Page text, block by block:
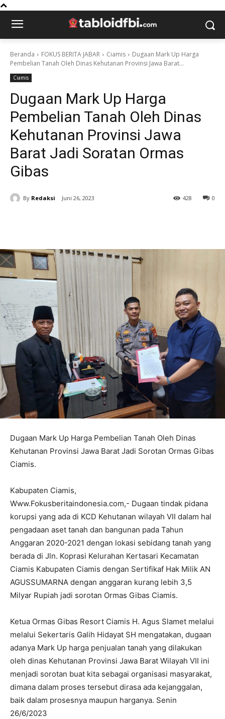
Beranda FOKUS BERITA JABAR Ciamis
Dugaan Mark Up Harga
Pembelian Tanah Oleh Dinas Kehutanan Provinsi Jawa Barat...
Ciamis
Dugaan Mark Up Harga
Pembelian Tanah Oleh Dinas
Kehutanan Provinsi Jawa
Barat Jadi Soratan Ormas
Gibas
By Redaksi Juni 26, 2023 0
428
Dugaan Mark Up Harga Pembelian Tanah Oleh Dinas
Kehutanan Provinsi Jawa Barat Jadi Sorotan Ormas Gibas
Ciamis.
Kabupaten Ciamis,
Www.Fokusberitaindonesia.com,- Dugaan tindak pidana
korupsi yang ada di KCD Kehutanan wilayah VII dalam hal
pengadaan aset tanah dan bangunan pada Tahun
Anggaran 2020-2021 dengan lokasi sebidang tanah yang
berada di Jln. Koprasi Kelurahan Kertasari Kecamatan
Ciamis Kabupaten Ciamis dengan Sertifikaf Hak Milik AN
AGUSSUMARNA dengan anggaran kurang lebih 3,5
Milyar Rupiah jadi sorotan Ormas Gibas Ciamis.
Ketua Ormas Gibas Resort Ciamis H. Agus Slamet melalui
melalui Sekertaris Galih Hidayat SH mengatakan, dugaan
adanya Mark Up harga penjualan tanah yang dilakukan
oleh dinas Kehutanan Provinsi Jawa Barat Wilayah VII ini
menjadi sorotan buat kita sebagai organisasi masyarakat,
dimana dalam proses tersebut dirasa ada kejanggalan,
baik dalam prosesnya maupun harganya. Senin
26/6/2023